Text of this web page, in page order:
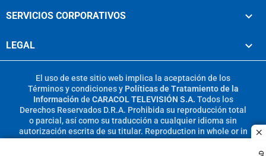
SERVICIOS CORPORATIVOS
LEGAL
El uso de este sitio web implica la aceptación de los
Términos y condicionesy Políticas de Tratamiento de la
Información de CARACOL TELEVISIÓN S.A. Todos los
Derechos Reservados D.R.A. Prohibida su reproducción total
o parcial, así como su traducción a cualquier idioma sin
autorización escrita de su titular. Reproduction in whole or in